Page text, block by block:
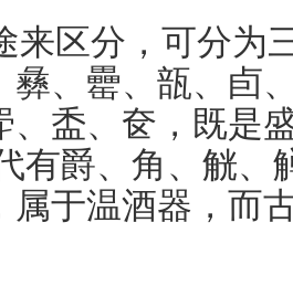
来区分，可分为
彝、罍、瓿、卣
、盉、奁，既是
有爵、角、觥、
属于温酒器，而